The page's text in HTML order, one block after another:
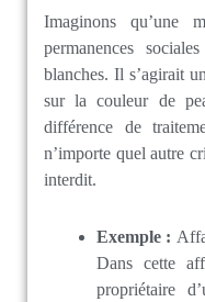
Imaginons qu’une
permanences
blanches. Il s’agirait
sur la couleur de
différence de
n’importe quel autre
interdit.
Exemple :
Dans cette
propriétaire